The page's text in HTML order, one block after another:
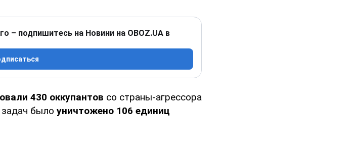
– подпишитесь на Новини на OBOZ.UA в
430 оккупантов со страны-агрессора
было уничтожено 106 единиц